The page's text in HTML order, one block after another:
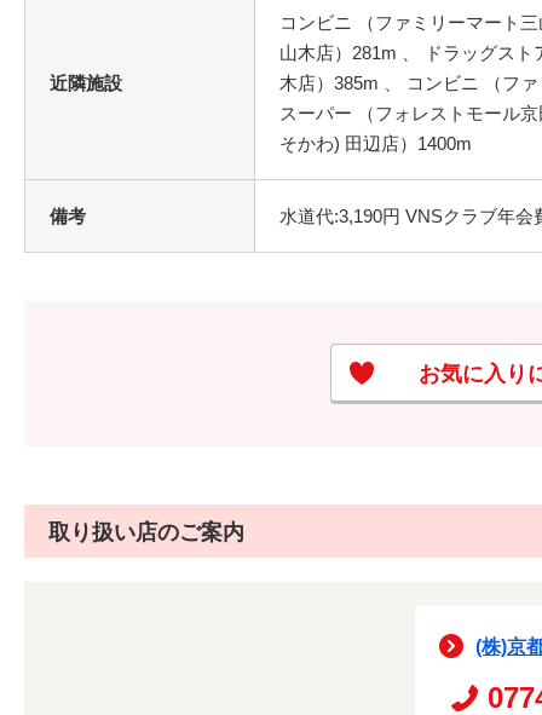
近隣施設
コンビニ （ファミリーマート
山木店）281m 、 ドラッグス
木店）385m 、 コンビニ （フ
スーパー （フォレストモール
そかわ) 田辺店）1400m
備考 水道代:3,190円 VNSクラブ年
お気に入り
取り扱い店のご案内
(株)京